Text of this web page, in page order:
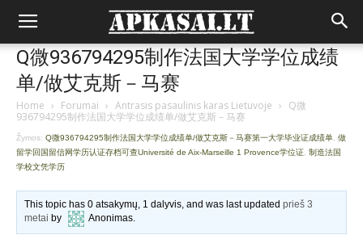
Q微936794295制作法国大学学位成绩
单/做艾克斯－马赛
Home › Forumai › Antrasis pasaulinis karas Lietuvoje › Q微
936794295制作法国大学学位成绩单/做艾克斯－马赛
Žymos: Q微936794295制作法国大学学位成绩单/做艾克斯－马赛第一大学毕业证成绩单 做
留学回国留信网学历认证存档可查Université de Aix-Marseille 1 Provence学位证 制造法国
学校文凭学历
This topic has 0 atsakymų, 1 dalyvis, and was last updatedprieš 3
metai by Anonimas.